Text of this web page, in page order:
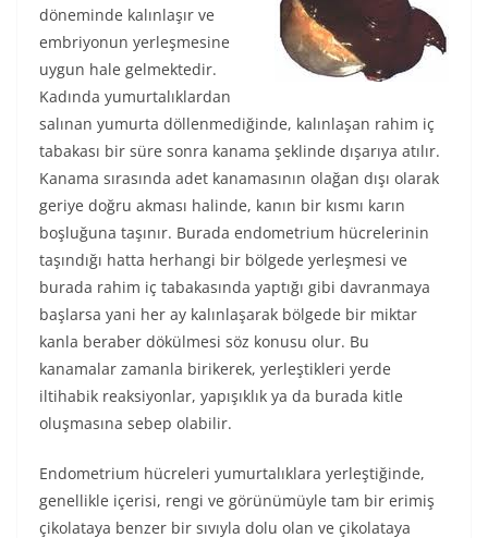
döneminde kalınlaşır ve
embriyonun yerleşmesine
uygun hale gelmektedir.
Kadında yumurtalıklardan
salınan yumurta döllenmediğinde, kalınlaşan rahim iç
tabakası bir süre sonra kanama şeklinde dışarıya atılır.
Kanama sırasında adet kanamasının olağan dışı olarak
geriye doğru akması halinde, kanın bir kısmı karın
boşluğuna taşınır. Burada endometrium hücrelerinin
taşındığı hatta herhangi bir bölgede yerleşmesi ve
burada rahim iç tabakasında yaptığı gibi davranmaya
başlarsa yani her ay kalınlaşarak bölgede bir miktar
kanla beraber dökülmesi söz konusu olur. Bu
kanamalar zamanla birikerek, yerleştikleri yerde
iltihabik reaksiyonlar, yapışıklık ya da burada kitle
oluşmasına sebep olabilir.
Endometrium hücreleri yumurtalıklara yerleştiğinde,
genellikle içerisi, rengi ve görünümüyle tam bir erimiş
çikolataya benzer bir sıvıyla dolu olan ve çikolataya